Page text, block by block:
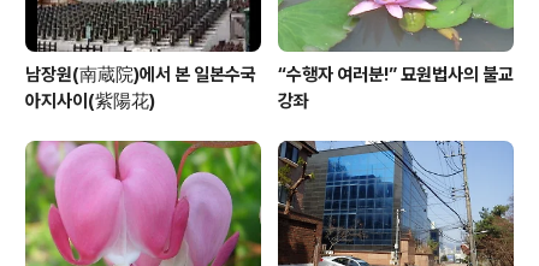
남장원(南蔵院)에서 본 일본수국
아지사이(紫陽花)
“수행자 여러분!” 묘원법사의 불교
강좌